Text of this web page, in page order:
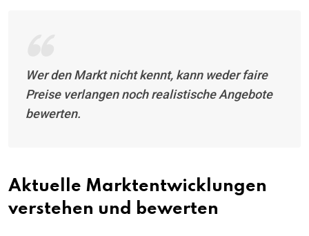
Wer den Markt nicht kennt, kann weder faire
Preise verlangen noch realistische Angebote
bewerten.
Aktuelle Marktentwicklungen
verstehen und bewerten